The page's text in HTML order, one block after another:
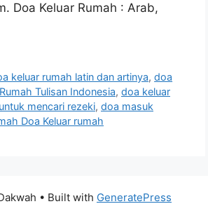
Doa Keluar Rumah : Arab,
keluar rumah latin dan artinya,doa
Tulisan Indonesia, doa keluar
mencari rezeki, doa masuk
Doa Keluar rumah
• Built with GeneratePress